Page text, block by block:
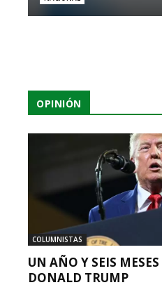
OPINIÓN
COLUMNISTAS
UN AÑO Y SEIS
DONALD TRUMP